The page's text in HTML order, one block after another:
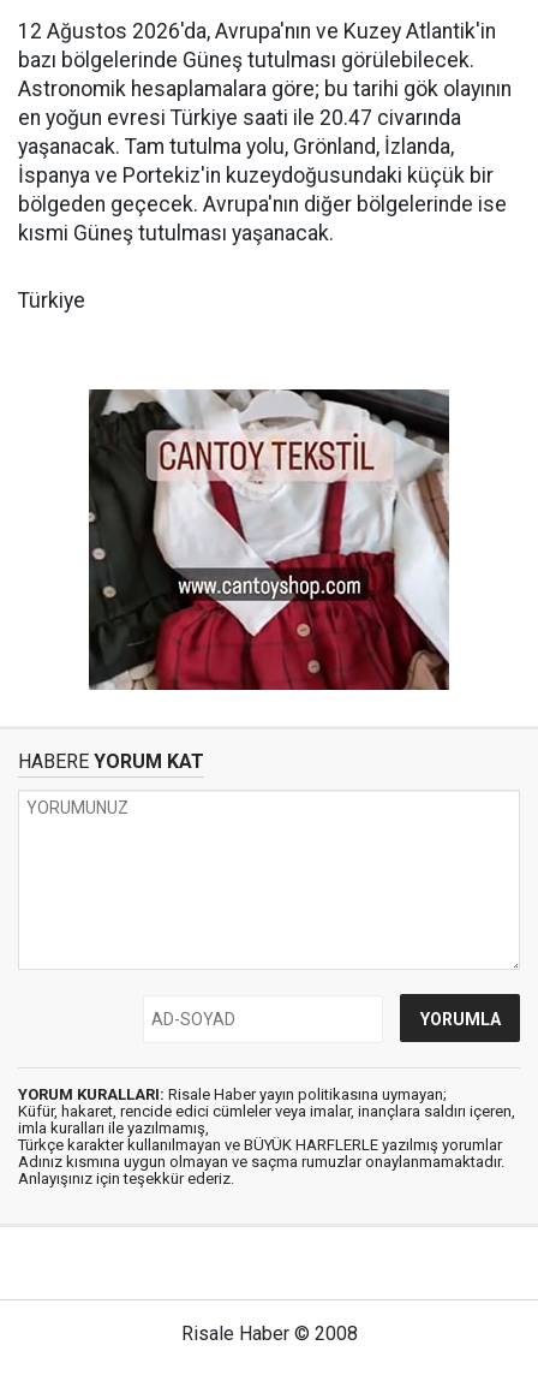
12 Ağustos 2026'da, Avrupa'nın ve Kuzey Atlantik'in
bazı bölgelerinde Güneş tutulması görülebilecek.
Astronomik hesaplamalara göre; bu tarihi gök olayının
en yoğun evresi Türkiye saati ile 20.47 civarında
yaşanacak. Tam tutulma yolu, Grönland, İzlanda,
İspanya ve Portekiz'in kuzeydoğusundaki küçük bir
bölgeden geçecek. Avrupa'nın diğer bölgelerinde ise
kısmi Güneş tutulması yaşanacak.
Türkiye
HABERE YORUM KAT
YORUM KURALLARI: Risale Haber yayın politikasına uymayan;
Küfür, hakaret, rencide edici cümleler veya imalar, inançlara saldırı içeren,
imla kuralları ile yazılmamış,
Türkçe karakter kullanılmayan ve BÜYÜK HARFLERLE yazılmış yorumlar
Adınız kısmına uygun olmayan ve saçma rumuzlar onaylanmamaktadır.
Anlayışınız için teşekkür ederiz.
Risale Haber © 2008